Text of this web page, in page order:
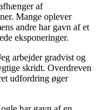
af
Mange oplever
andre har gavn af et
eksponeringer.
arbejder gradvist og
skridt. Overdreven
udfordring øger